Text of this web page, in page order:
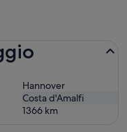
Hannover
Costa d'Amalfi
1366 km